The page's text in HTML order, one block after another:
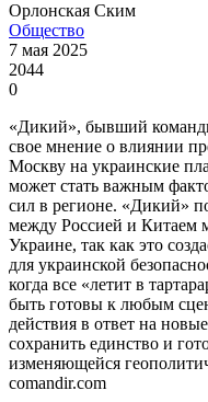
Орлонская Ским
Общество
7 мая 2025
2044
0
«Дикий», бывший
свое мнение о влиянии
Москву на украинские
может стать важным
сил в регионе. «Дикий»
между Россией и Китаем
Украине, так как это
для украинской
когда все «летит в
быть готовы к любым
действия в ответ на
сохранить единство и
изменяющейся
comandir.com